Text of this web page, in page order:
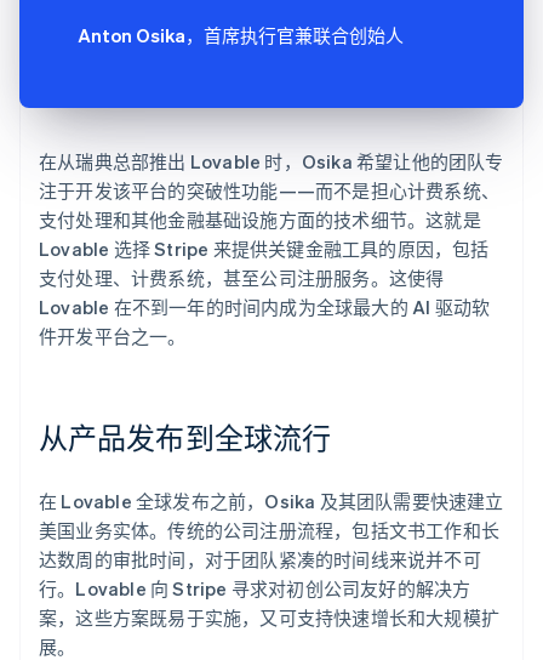
Anton Osika，首席执行官兼联合创始人
在从瑞典总部推出 Lovable 时，Osika 希望让他的团队专
注于开发该平台的突破性功能——而不是担心计费系统、
支付处理和其他金融基础设施方面的技术细节。这就是
Lovable 选择 Stripe 来提供关键金融工具的原因，包括
支付处理、计费系统，甚至公司注册服务。这使得
Lovable 在不到一年的时间内成为全球最大的 AI 驱动软
件开发平台之一。
从产品发布到全球流行
在 Lovable 全球发布之前，Osika 及其团队需要快速建立
美国业务实体。传统的公司注册流程，包括文书工作和长
达数周的审批时间，对于团队紧凑的时间线来说并不可
行。Lovable 向 Stripe 寻求对初创公司友好的解决方
案，这些方案既易于实施，又可支持快速增长和大规模扩
展。